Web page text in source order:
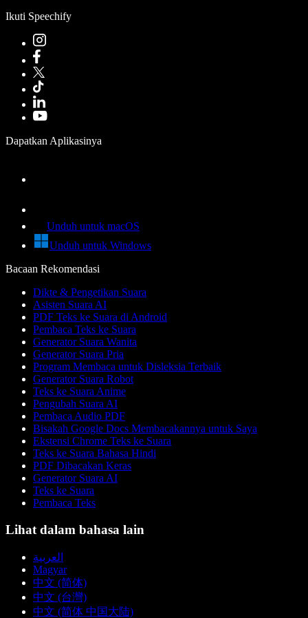
Ikuti Speechify
Dapatkan Aplikasinya
Unduh untuk macOS
Unduh untuk Windows
Bacaan Rekomendasi
Dikte & Pengetikan Suara
Asisten Suara AI
PDF Teks ke Suara di Android
Pembaca Teks ke Suara
Generator Suara Wanita
Generator Suara Pria
Program Membaca untuk Disleksia Terbaik
Generator Suara Robot
Teks ke Suara Anime
Pengubah Suara AI
Pembaca Audio PDF
Bisakah Google Docs Membacakannya untuk Saya
Ekstensi Chrome Teks ke Suara
Teks ke Suara Bahasa Hindi
PDF Dibacakan Keras
Generator Suara AI
Teks ke Suara
Pembaca Teks
Lihat dalam bahasa lain
العربية
Magyar
中文 (简体)
中文 (台灣)
中文 (简体 中国大陆)